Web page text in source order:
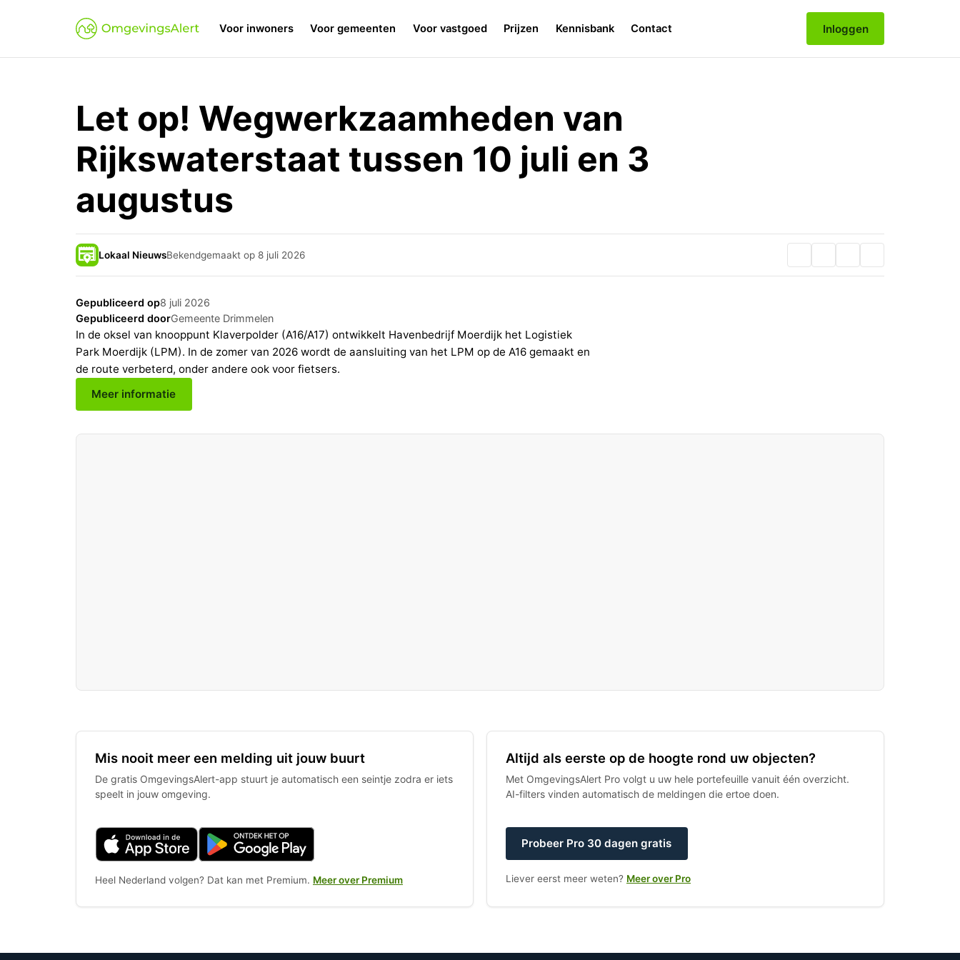
Voor inwoners Voor gemeenten Voor vastgoed Prijzen Kennisbank Contact Inloggen
Let op! Wegwerkzaamheden van
Rijkswaterstaat tussen 10 juli en 3
augustus
Lokaal NieuwsBekendgemaakt op 8 juli 2026
Gepubliceerd op8 juli 2026
Gepubliceerd doorGemeente Drimmelen
In de oksel van knooppunt Klaverpolder (A16/A17) ontwikkelt Havenbedrijf Moerdijk het Logistiek
Park Moerdijk (LPM). In de zomer van 2026 wordt de aansluiting van het LPM op de A16 gemaakt en
de route verbeterd, onder andere ook voor fietsers.
Meer informatie
Mis nooit meer een melding uit jouw buurt
De gratis OmgevingsAlert-app stuurt je automatisch een seintje zodra er iets
speelt in jouw omgeving.
Heel Nederland volgen? Dat kan met Premium. Meer over Premium
Altijd als eerste op de hoogte rond uw objecten?
Met OmgevingsAlert Pro volgt u uw hele portefeuille vanuit één overzicht.
AI-filters vinden automatisch de meldingen die ertoe doen.
Probeer Pro 30 dagen gratis
Liever eerst meer weten? Meer over Pro